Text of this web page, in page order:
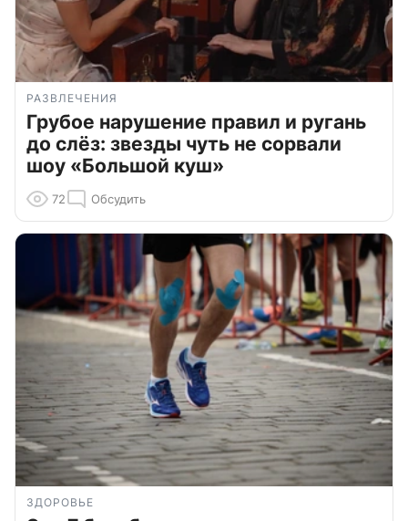
РАЗВЛЕЧЕНИЯ
Грубое нарушение правил и ругань
до слёз: звезды чуть не сорвали
шоу «Большой куш»
72 Обсудить
ЗДОРОВЬЕ